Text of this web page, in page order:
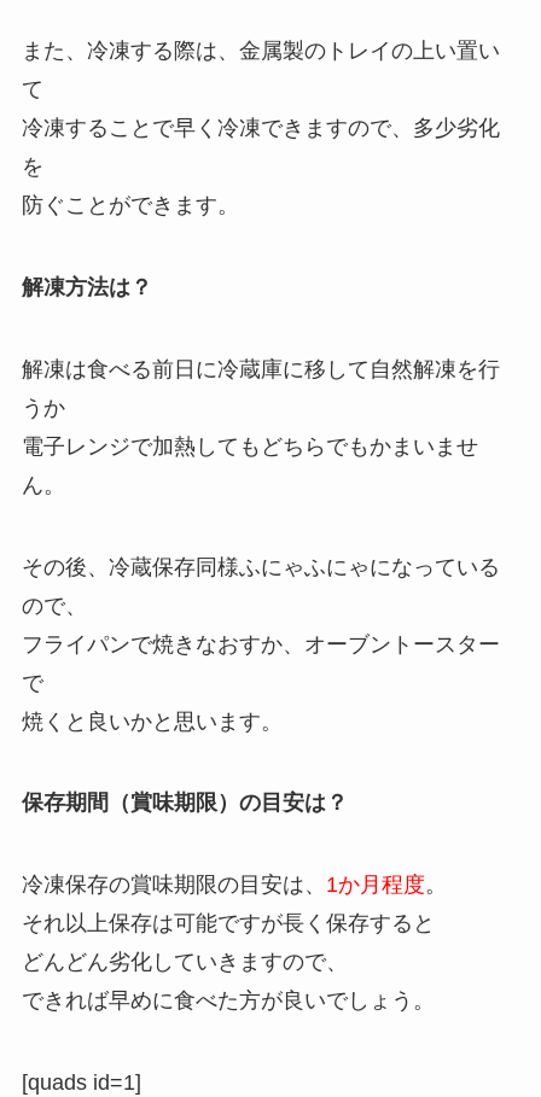
また、冷凍する際は、金属製のトレイの上い置い
て
冷凍することで早く冷凍できますので、多少劣化
を
防ぐことができます。
解凍方法は？
解凍は食べる前日に冷蔵庫に移して自然解凍を行
うか
電子レンジで加熱してもどちらでもかまいませ
ん。
その後、冷蔵保存同様ふにゃふにゃになっている
ので、
フライパンで焼きなおすか、オーブントースター
で
焼くと良いかと思います。
保存期間（賞味期限）の目安は？
冷凍保存の賞味期限の目安は、 1か月程度。
それ以上保存は可能ですが長く保存すると
どんどん劣化していきますので、
できれば早めに食べた方が良いでしょう。
[quads id=1]